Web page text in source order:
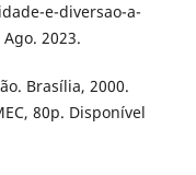
e-diversao-a-
2023.
Brasília, 2000.
80p. Disponível